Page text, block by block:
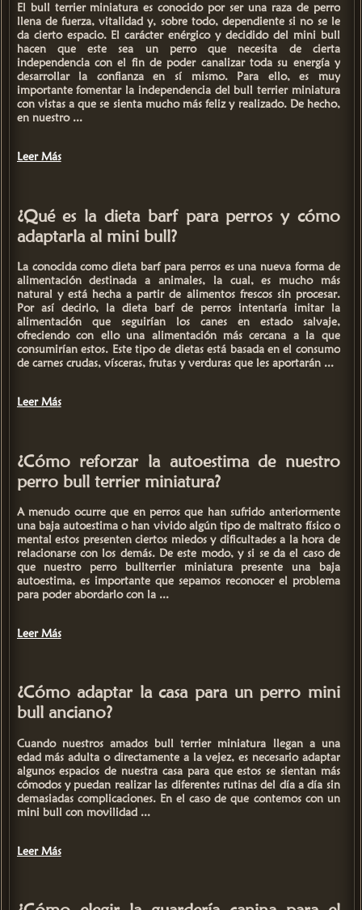
El bull terrier miniatura es conocido por ser una raza de perro
llena de fuerza, vitalidad y, sobre todo, dependiente si no se le
da cierto espacio. El carácter enérgico y decidido del mini bull
hacen que este sea un perro que necesita de cierta
independencia con el fin de poder canalizar toda su energía y
desarrollar la confianza en sí mismo. Para ello, es muy
importantefomentar la independencia del bull terrier miniatura
con vistas a que se sienta mucho más feliz y realizado. De hecho,
en nuestro ...
Leer Más
¿Qué es la dieta barf para perros y cómo
adaptarla al mini bull?
La conocida comodieta barf para perroses una nueva forma de
alimentación destinada a animales, la cual, es mucho más
natural y está hecha a partir de alimentos frescos sin procesar.
Por así decirlo, la dieta barf de perros intentaría imitar la
alimentación que seguirían los canes en estado salvaje,
ofreciendo con ello una alimentación más cercana a la que
consumirían estos. Este tipo de dietas está basada en el consumo
de carnes crudas, vísceras, frutas y verdurasque les aportarán ...
Leer Más
¿Cómo reforzar la autoestima de nuestro
perro bull terrier miniatura?
A menudo ocurre que en perros que han sufrido anteriormente
una baja autoestima o han vivido algún tipo de maltrato físico o
mental estos presenten ciertos miedos y dificultades a la hora de
relacionarse con los demás. De este modo, y si se da el caso de
que nuestro perro bullterrier miniaturapresente una baja
autoestima, es importante que sepamos reconocer el problema
para poder abordarlo con la ...
Leer Más
¿Cómo adaptar la casa para un perro mini
bull anciano?
Cuando nuestros amadosbull terrier miniatura llegan a una
edad más adulta o directamente a la vejez, es necesario adaptar
algunos espacios de nuestra casapara que estos se sientan más
cómodos y puedan realizar las diferentes rutinas del día a día sin
demasiadas complicaciones. En el caso de que contemos con un
mini bull con movilidad ...
Leer Más